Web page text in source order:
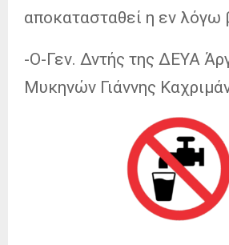
αποκατασταθεί η εν λόγω
-Ο-Γεν. Δντής της ΔΕΥΑ
Μυκηνών Γιάννης